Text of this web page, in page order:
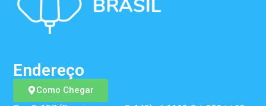
Como Chegar
Endereço